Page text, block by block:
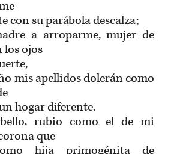
con su parábola descalza;
a arroparme, mujer de
los ojos
mis apellidos dolerán como
hogar diferente.
rubio como el de mi
que
hija primogénita de